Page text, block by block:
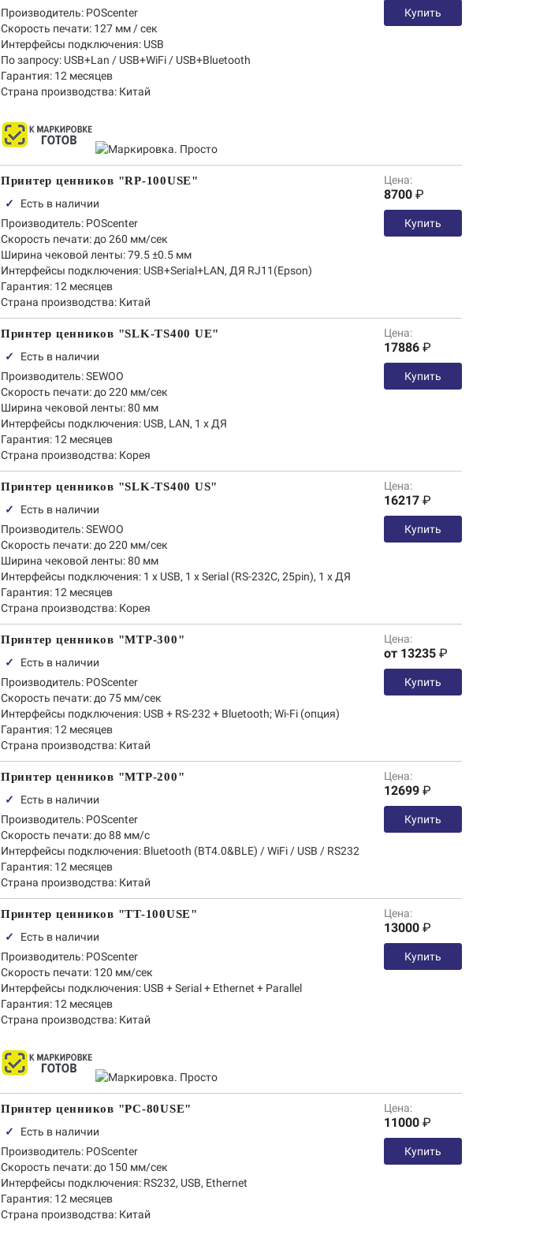
Купить
Производитель:POScenter
Скорость печати:127 мм / сек
Интерфейсы подключения:USB
По запросу: USB+Lan / USB+WiFi / USB+Bluetooth
Гарантия:12 месяцев
Страна производства:Китай
Цена:
8700 ₽
Купить
Принтер ценников "RP-100USE"
✓
Есть в наличии
Производитель:POScenter
Скорость печати:до 260 мм/сек
Ширина чековой ленты:79.5 ±0.5 мм
Интерфейсы подключения:USB+Serial+LAN, ДЯ RJ11(Epson)
Гарантия:12 месяцев
Страна производства:Китай
Цена:
17886 ₽
Купить
Принтер ценников "SLK-TS400 UE"
✓
Есть в наличии
Производитель:SEWOO
Скорость печати:до 220 мм/сек
Ширина чековой ленты:80 мм
Интерфейсы подключения:USB, LAN, 1 х ДЯ
Гарантия:12 месяцев
Страна производства:Корея
Цена:
16217 ₽
Купить
Принтер ценников "SLK-TS400 US"
✓
Есть в наличии
Производитель:SEWOO
Скорость печати:до 220 мм/сек
Ширина чековой ленты:80 мм
Интерфейсы подключения:1 х USB, 1 х Serial (RS-232C, 25pin), 1 х ДЯ
Гарантия:12 месяцев
Страна производства:Корея
Цена:
от 13235 ₽
Купить
Принтер ценников "MTP-300"
✓
Есть в наличии
Производитель:POScenter
Скорость печати:до 75 мм/сек
Интерфейсы подключения:USB + RS-232 + Bluetooth; Wi-Fi (опция)
Гарантия:12 месяцев
Страна производства:Китай
Цена:
12699 ₽
Купить
Принтер ценников "MTP-200"
✓
Есть в наличии
Производитель:POScenter
Скорость печати:до 88 мм/с
Интерфейсы подключения:Bluetooth (BT4.0&BLE) / WiFi / USB / RS232
Гарантия:12 месяцев
Страна производства:Китай
Цена:
13000 ₽
Купить
Принтер ценников "TT-100USE"
✓
Есть в наличии
Производитель:POScenter
Скорость печати:120 мм/сек
Интерфейсы подключения:USB + Serial + Ethernet + Parallel
Гарантия:12 месяцев
Страна производства:Китай
Цена:
11000 ₽
Купить
Принтер ценников "PC-80USE"
✓
Есть в наличии
Производитель:POScenter
Скорость печати:до 150 мм/сек
Интерфейсы подключения:RS232, USB, Ethernet
Гарантия:12 месяцев
Страна производства:Китай